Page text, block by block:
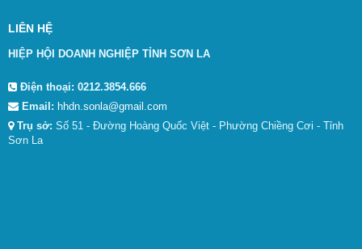
LIÊN HỆ
HIỆP HỘI DOANH NGHIỆP TỈNH SƠN LA
Điện thoại: 0212.3854.666
Email: hhdn.sonla@gmail.com
Trụ sở: Số 51 - Đường Hoàng Quốc Việt - Phường Chiềng Cơi - Tỉnh
Sơn La